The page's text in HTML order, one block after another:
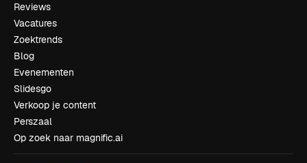
Reviews
Vacatures
Zoektrends
Blog
Evenementen
Slidesgo
Verkoop je content
Perszaal
Op zoek naar magnific.ai